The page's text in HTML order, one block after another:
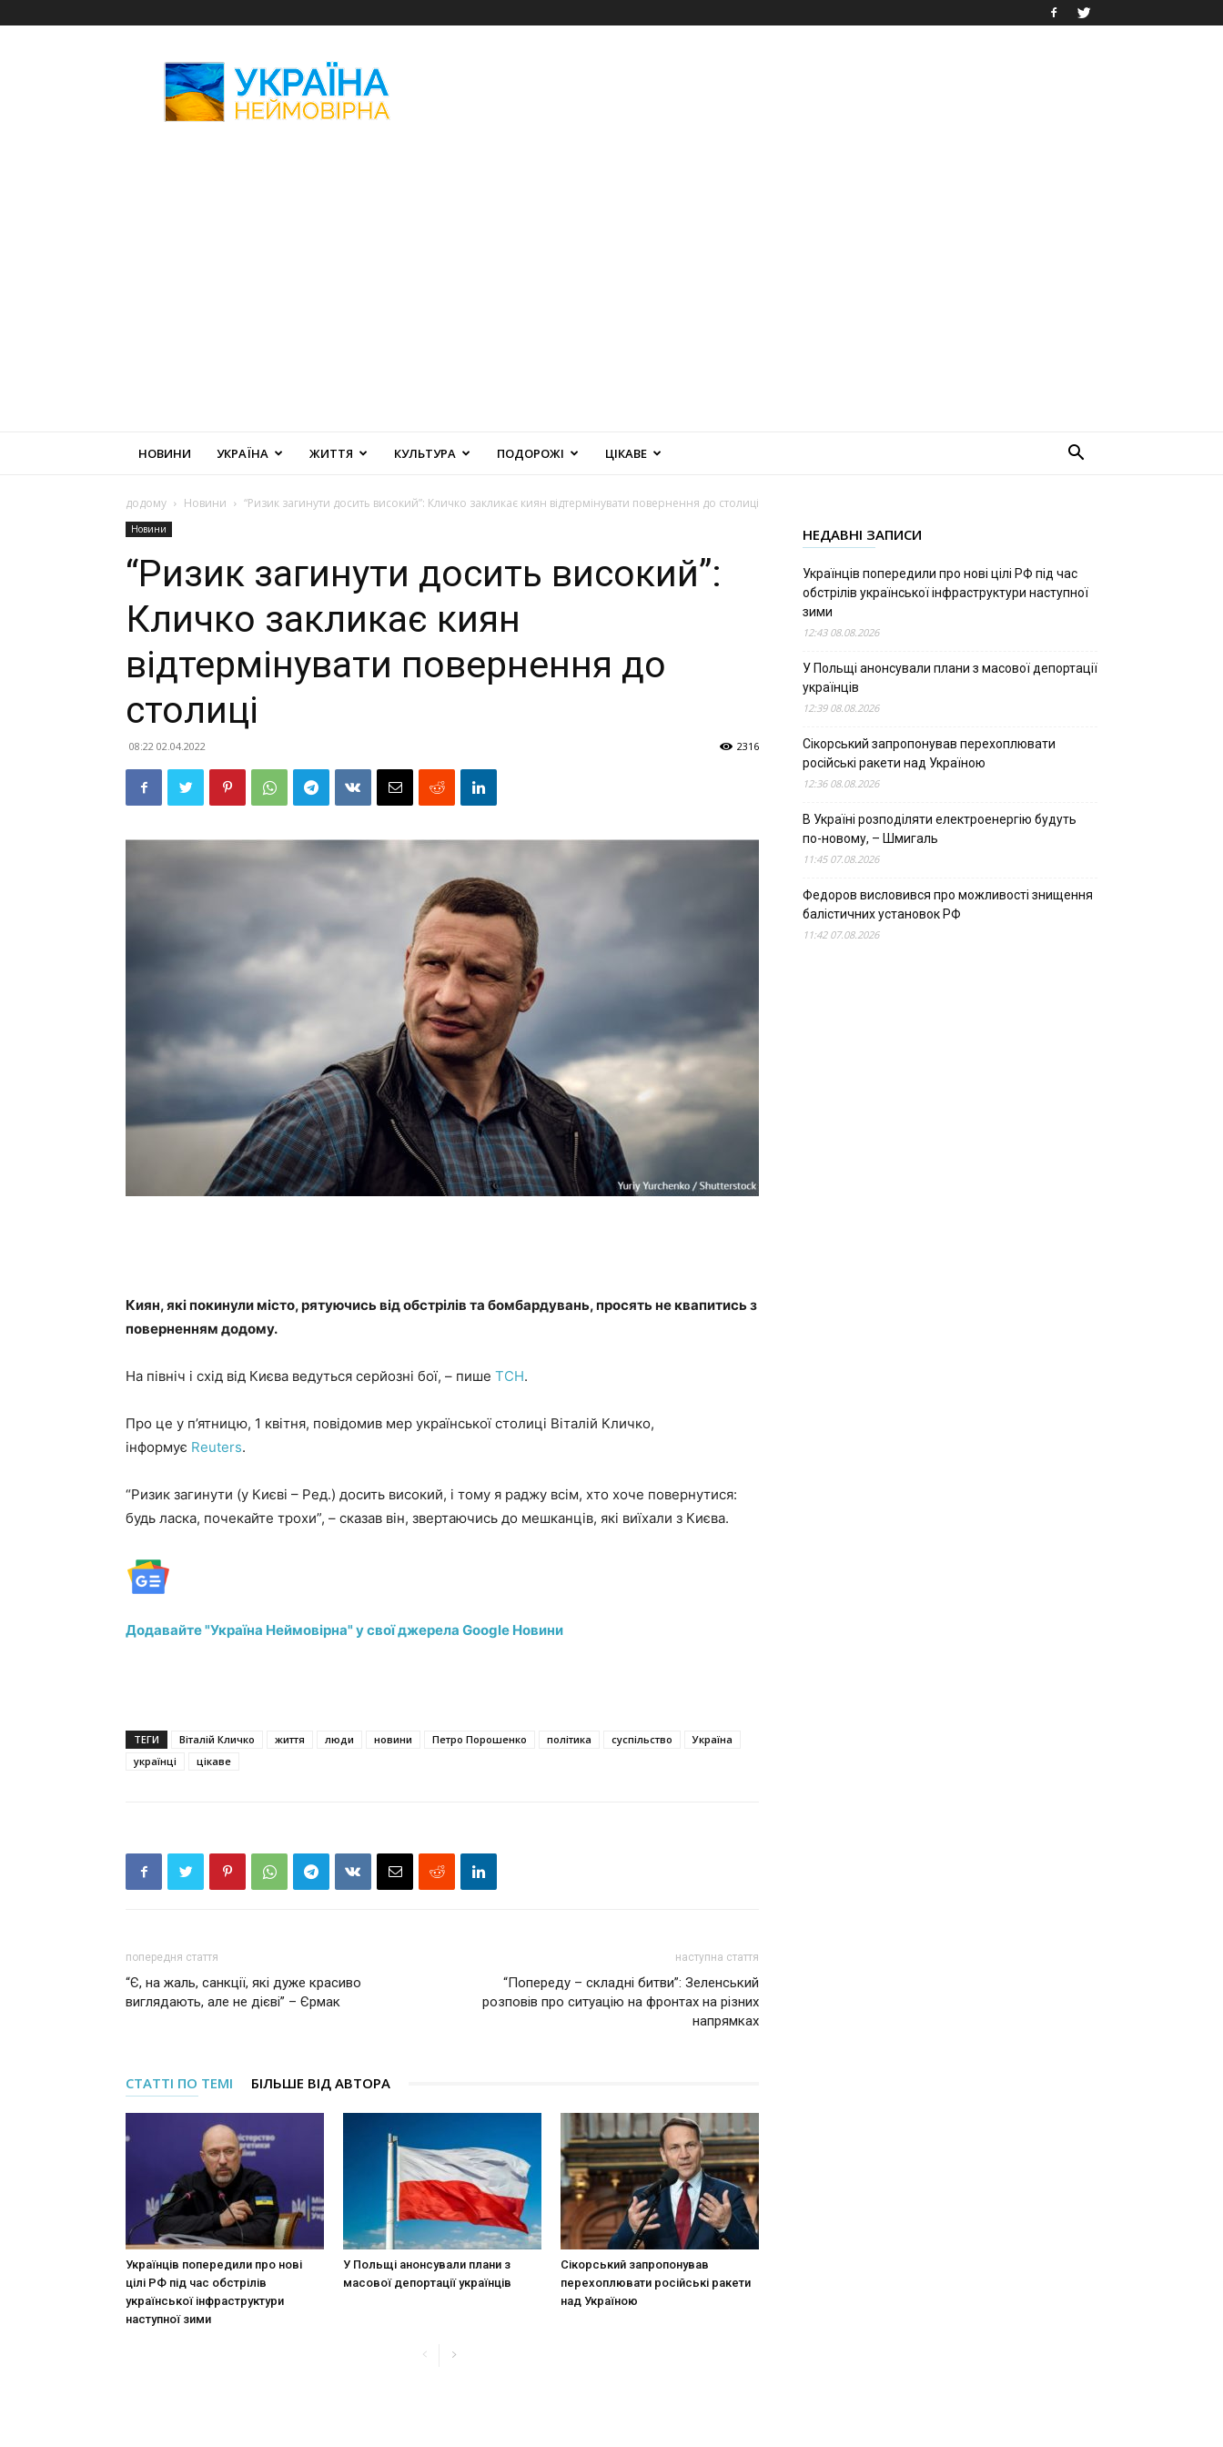
Неймовірна
НОВИНИ УКРАЇНА ЖИТТЯ КУЛЬТУРА ПОДОРОЖІ ЦІКАВЕ
додому Новини “Ризик загинути досить високий”: Кличко закликає киян відтермінувати повернення до столиці
Новини
“Ризик загинути досить високий”:
Кличко закликає киян
відтермінувати повернення до
столиці
08:22 02.04.2022 2316
Киян, які покинули місто, рятуючись від обстрілів та бомбардувань, просять не квапитись з
поверненням додому.
На північ і схід від Києва ведуться серйозні бої, – пише ТСН.
Про це у п’ятницю, 1 квітня, повідомив мер української столиці Віталій Кличко,
інформує Reuters.
“Ризик загинути (у Києві – Ред.) досить високий, і тому я раджу всім, хто хоче повернутися:
будь ласка, почекайте трохи”, – сказав він, звертаючись до мешканців, які виїхали з Києва.
Додавайте "Україна Неймовірна" у свої джерела Google Новини
ТЕГИ Віталій Кличко життя люди новини Петро Порошенко політика суспільство
Україна
українці
цікаве
попередня стаття
“Є, на жаль, санкції, які дуже красиво
виглядають, але не дієві” – Єрмак
наступна стаття
“Попереду – складні битви”: Зеленський
розповів про ситуацію на фронтах на різних
напрямках
СТАТТІ ПО ТЕМІ БІЛЬШЕ ВІД АВТОРА
Українців попередили про нові
цілі РФ під час обстрілів
української інфраструктури
наступної зими
У Польщі анонсували плани з
масової депортації українців
Сікорський запропонував
перехоплювати російські ракети
над Україною
НЕДАВНІ ЗАПИСИ
Українців попередили про нові цілі РФ під час
обстрілів української інфраструктури наступної
зими
12:43 08.08.2026
У Польщі анонсували плани з масової депортації
українців
12:39 08.08.2026
Сікорський запропонував перехоплювати
російські ракети над Україною
12:36 08.08.2026
В Україні розподіляти електроенергію будуть
по-новому, – Шмигаль
11:45 07.08.2026
Федоров висловився про можливості знищення
балістичних установок РФ
11:42 07.08.2026